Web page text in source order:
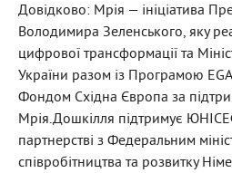
Довідково: Мрія — ініціатива
Володимира Зеленського, яку
цифрової трансформації та
України разом із Програмою
Фондом Східна Європа за
Мрія.Дошкілля підтримує
партнерстві з Федеральним
співробітництва та розвитку